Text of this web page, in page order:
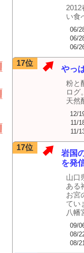
い食
06/
06/
06/
17位
やっ
粉と
ログ
天然
12/
11/
11/
17位
岩国
を発
山口
ある
お宮
てい
八幡
09/
08/
08/